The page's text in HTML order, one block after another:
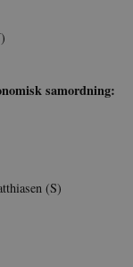
samordning:
(S)